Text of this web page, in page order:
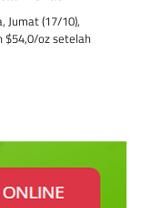
Jumat (17/10),
$54,0/oz setelah